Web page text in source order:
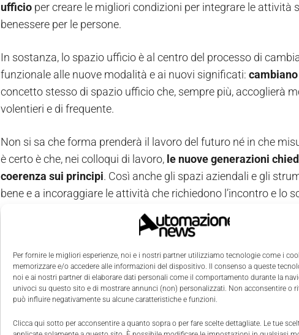
Per fornire le migliori esperienze, noi e i nostri partner utilizziamo tecnologie come i
memorizzare e/o accedere alle informazioni del dispositivo. Il consenso a queste
noi e ai nostri partner di elaborare dati personali come il comportamento durante la
univoci su questo sito e di mostrare annunci (non) personalizzati. Non acconsentire o
può influire negativamente su alcune caratteristiche e funzioni.
Clicca qui sotto per acconsentire a quanto sopra o per fare scelte dettagliate. Le tue
ufficio per creare le migliori condizioni per integrare le attività
benessere per le persone.
In sostanza, lo spazio ufficio è al centro del processo di
funzionale alle nuove modalità e ai nuovi significati:
concetto stesso di spazio ufficio che, sempre più, accoglierà
volentieri e di frequente.
Non si sa che forma prenderà il lavoro del futuro né in che
è certo è che, nei colloqui di lavoro, le nuove generazioni
coerenza sui principi. Così anche gli spazi aziendali e gli
bene e a incoraggiare le attività che richiedono l’incontro e lo
sempre meno. L’obiettivo sarà da un lato quello di favorire
spesso, emergono proprio in contesti destrutturati, e,
I nuovi uffici per il lavoro ibrido